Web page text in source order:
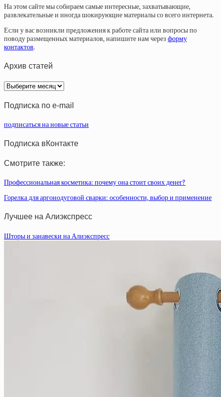
На этом сайте мы собираем самые интересные, захватывающие,
развлекательные и иногда шокирующие материалы со всего интернета.
Если у вас возникли предложения к работе сайта или вопросы по
поводу размещенных материалов, напишите нам через форму
контактов.
Архив статей
Архив
статей
Подписка по e-mail
подписаться на новые статьи
Подписка вКонтакте
Смотрите также:
Профессиональная косметика: почему она стоит своих денег?
Горелка для аргонодуговой сварки: особенности, выбор и применение
Лучшее на Алиэкспресс
Шторы и занавески на Алиэкспресс